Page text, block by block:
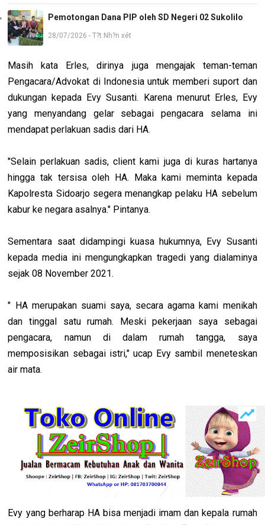
Pemotongan Dana PIP oleh SD Negeri 02 Sukolilo
28/07/2026 - T?t Nh?n xét
Masih kata Erles, dirinya juga mengajak teman-teman
Pengacara/Advokat di Indonesia untuk memberi suport dan
dukungan kepada Evy Susanti. Karena menurut Erles, Evy
yang menyandang gelar sebagai pengacara selama ini
mendapat perlakuan sadis dari HA.
"Selain perlakuan sadis, client kami juga di kuras hartanya
hingga tak tersisa oleh HA. Maka kami meminta kepada
Kapolresta Sidoarjo segera menangkap pelaku HA sebelum
kabur ke negara asalnya." Pintanya.
Sementara saat didampingi kuasa hukumnya, Evy Susanti
kepada media ini mengungkapkan tragedi yang dialaminya
sejak 08 November 2021.
" HA merupakan suami saya, secara agama kami menikah
dan tinggal satu rumah. Meski pekerjaan saya sebagai
pengacara, namun di dalam rumah tangga, saya
memposisikan sebagai istri," ucap Evy sambil meneteskan
air mata.
Evy yang berharap HA bisa menjadi imam dan kepala rumah